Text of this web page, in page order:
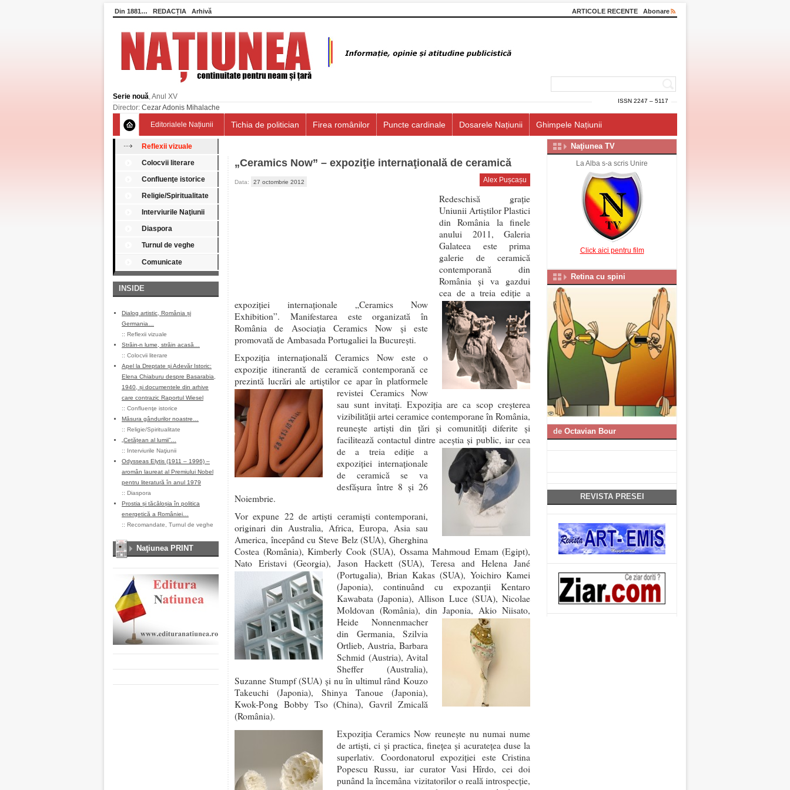
Din 1881… REDACȚIA Arhivă ARTICOLE RECENTE Abonare
ISSN 2247 – 5117
Serie nouă, Anul XV
Director: Cezar Adonis Mihalache
Editorialele Națiunii Tichia de politician Firea românilor Puncte cardinale Dosarele Națiunii Ghimpele Națiunii
Reflexii vizuale
Colocvii literare
Confluenţe istorice
Religie/Spiritualitate
Interviurile Naţiunii
Diaspora
Turnul de veghe
Comunicate
INSIDE
Dialog artistic, România și
Germania…
:: Reflexii vizuale
Străin-n lume, străin acasă…
:: Colocvii literare
Apel la Dreptate și Adevăr Istoric:
Elena Chiaburu despre Basarabia,
1940, și documentele din arhive
care contrazic Raportul Wiesel
:: Confluenţe istorice
Măsura gândurilor noastre…
:: Religie/Spiritualitate
„Cetățean al lumii”…
:: Interviurile Naţiunii
Odysseas Elytis (1911 – 1996) –
aromân laureat al Premiului Nobel
pentru literatură în anul 1979
:: Diaspora
Prostia și tăcăloșia în politica
energetică a României…
:: Recomandate Turnul de veghe
Naţiunea PRINT
„Ceramics Now” – expoziţie internaţională de ceramică
Data: 27 octombrie 2012 Alex Pușcașu
Redeschisă grație
Uniunii Artiştilor Plastici
din România la finele
anului 2011, Galeria
Galateea este prima
galerie de ceramică
contemporană din
România și va gazdui
cea de a treia ediţie a
expoziției internaționale „Ceramics Now
Exhibition”. Manifestarea este organizată în
România de Asociaţia Ceramics Now și este
promovată de Ambasada Portugaliei la București.
Expoziţia internaţională Ceramics Now este o
expoziţie itinerantă de ceramică contemporană ce
prezintă lucrări ale artiştilor ce apar în platformele
revistei Ceramics Now
sau sunt invitaţi. Expoziţia are ca scop creşterea
vizibilităţii artei ceramice contemporane în România,
reuneşte artişti din ţări şi comunităţi diferite şi
facilitează contactul dintre aceştia şi public, iar cea
de a treia ediţie a
expoziţiei internaţionale
de ceramică se va
desfășura între 8 și 26
Noiembrie.
Vor expune 22 de artişti ceramişti contemporani,
originari din Australia, Africa, Europa, Asia sau
America, începând cu Steve Belz (SUA), Gherghina
Costea (România), Kimberly Cook (SUA), Ossama Mahmoud Emam (Egipt),
Nato Eristavi (Georgia), Jason Hackett (SUA), Teresa and Helena Jané
(Portugalia), Brian Kakas (SUA), Yoichiro Kamei
(Japonia), continuând cu expozanții Kentaro
Kawabata (Japonia), Allison Luce (SUA), Nicolae
Moldovan (România), din Japonia, Akio Niisato,
Heide Nonnenmacher
din Germania, Szilvia
Ortlieb, Austria, Barbara
Schmid (Austria), Avital
Sheffer (Australia),
Suzanne Stumpf (SUA) și nu în ultimul rând Kouzo
Takeuchi (Japonia), Shinya Tanoue (Japonia),
Kwok-Pong Bobby Tso (China), Gavril Zmicală
(România).
Expoziţia Ceramics Now reuneşte nu numai nume
de artiști, ci și practica, fineţea şi acurateţea duse la
superlativ. Coordonatorul expoziției este Cristina
Popescu Russu, iar curator Vasi Hîrdo, cei doi
punând la încemâna vizitatorilor o reală introspecție,
Naţiunea TV
La Alba s-a scris Unire
Click aici pentru film
Retina cu spini
de Octavian Bour
REVISTA PRESEI